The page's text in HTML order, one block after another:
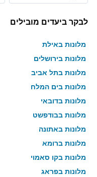
לבקר ביעדים מובילים
מלונות באילת
מלונות בירושלים
מלונות בתל אביב
מלונות בים המלח
מלונות בדובאי
מלונות בבודפשט
מלונות באתונה
מלונות ברומא
מלונות בקו סאמוי
מלונות בפראג